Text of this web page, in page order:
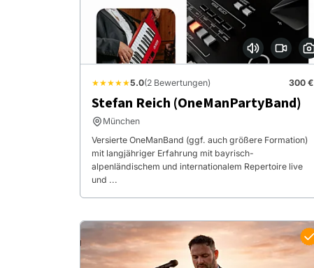
★★★★★5.0(2 Bewertungen) 300 €
Stefan Reich (OneManPartyBand)
München
Versierte OneManBand (ggf. auch größere Formation)
mit langjähriger Erfahrung mit bayrisch-
alpenländischem und internationalem Repertoire live
und ...